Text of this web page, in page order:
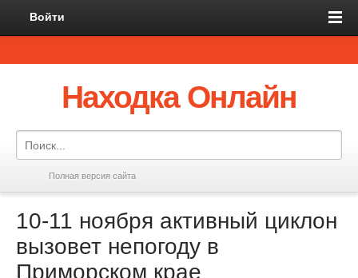
Войти
Находка Онлайн
Полная версия сайта
10-11 ноября активный циклон
вызовет непогоду в
Приморском крае